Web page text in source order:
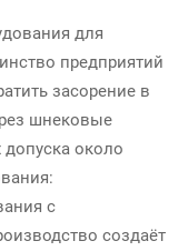
для
предприятий
засорение в
шнековые
допуска около
с
создаёт